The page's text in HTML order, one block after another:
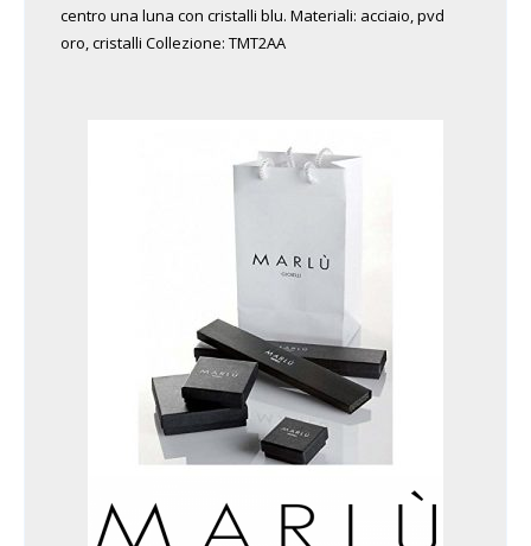
centro una luna con cristalli blu. Materiali: acciaio, pvd
oro, cristalli Collezione: TMT2AA